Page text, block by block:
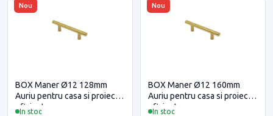
Nou
In stoc
BOX Maner Ø12 128mm
Auriu pentru casa si proiecte
eficiente
Nou
In stoc
BOX Maner Ø12 160mm
Auriu pentru casa si proiecte
eficiente